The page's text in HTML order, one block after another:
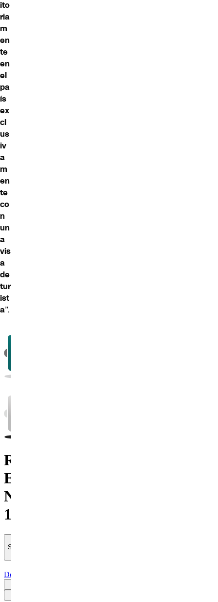
ito
ria
m
en
te
en
el
pa
ís
ex
cl
us
iv
a
m
en
te
co
n
un
a
vis
a
de
tur
ist
a”.